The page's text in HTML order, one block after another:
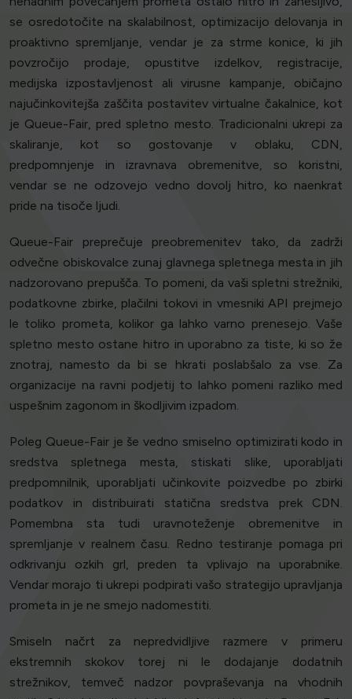
se osredotočite na skalabilnost, optimizacijo delovanja in
proaktivno spremljanje, vendar je za strme konice, ki jih
povzročijo prodaje, opustitve izdelkov, registracije,
medijska izpostavljenost ali virusne kampanje, običajno
najučinkovitejša zaščita postavitev virtualne čakalnice, kot
je Queue-Fair, pred spletno mesto. Tradicionalni ukrepi za
skaliranje, kot so gostovanje v oblaku, CDN,
predpomnjenje in izravnava obremenitve, so koristni,
vendar se ne odzovejo vedno dovolj hitro, ko naenkrat
pride na tisoče ljudi.
Queue-Fair preprečuje preobremenitev tako, da zadrži
odvečne obiskovalce zunaj glavnega spletnega mesta in jih
nadzorovano prepušča. To pomeni, da vaši spletni strežniki,
podatkovne zbirke, plačilni tokovi in vmesniki API prejmejo
le toliko prometa, kolikor ga lahko varno prenesejo. Vaše
spletno mesto ostane hitro in uporabno za tiste, ki so že
znotraj, namesto da bi se hkrati poslabšalo za vse. Za
organizacije na ravni podjetij to lahko pomeni razliko med
uspešnim zagonom in škodljivim izpadom.
Poleg Queue-Fair je še vedno smiselno optimizirati kodo in
sredstva spletnega mesta, stiskati slike, uporabljati
predpomnilnik, uporabljati učinkovite poizvedbe po zbirki
podatkov in distribuirati statična sredstva prek CDN.
Pomembna sta tudi uravnoteženje obremenitve in
spremljanje v realnem času. Redno testiranje pomaga pri
odkrivanju ozkih grl, preden ta vplivajo na uporabnike.
Vendar morajo ti ukrepi podpirati vašo strategijo upravljanja
prometa in je ne smejo nadomestiti.
Smiseln načrt za nepredvidljive razmere v primeru
ekstremnih skokov torej ni le dodajanje dodatnih
strežnikov, temveč nadzor povpraševanja na vhodnih